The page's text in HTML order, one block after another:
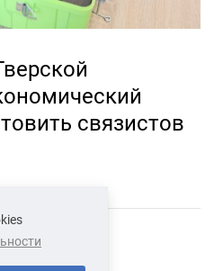
связистов
О НАС